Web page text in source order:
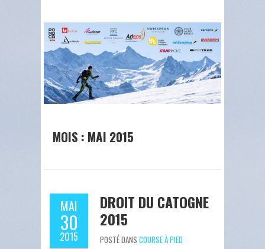
MOIS : MAI 2015
MAI
30
2015
DROIT DU CATOGNE
2015
POSTÉ DANS COURSE À PIED